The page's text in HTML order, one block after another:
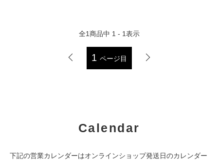
全1商品中 1 - 1表示
1 ページ目
Calendar
下記の営業カレンダーはオンラインショップ発送日のカレンダー